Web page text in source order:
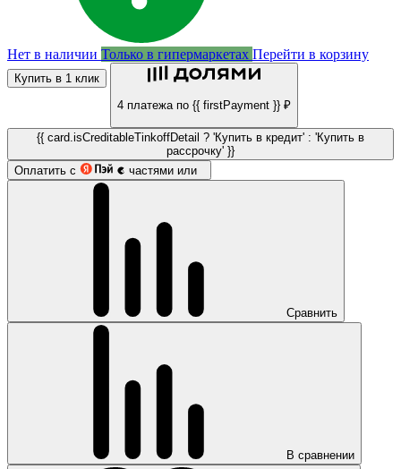
Нет в наличии Только в гипермаркетах Перейти в корзину
Купить в 1 клик
4 платежа по {{ firstPayment }} ₽
{{ card.isCreditableTinkoffDetail ? 'Купить в кредит' : 'Купить в
рассрочку' }}
Оплатить с
частями или
Сравнить
В сравнении